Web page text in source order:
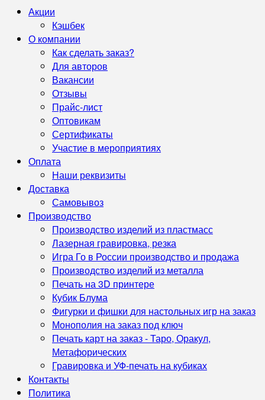
Акции
Кэшбек
О компании
Как сделать заказ?
Для авторов
Вакансии
Отзывы
Прайс-лист
Оптовикам
Сертификаты
Участие в мероприятиях
Оплата
Наши реквизиты
Доставка
Самовывоз
Производство
Производство изделий из пластмасс
Лазерная гравировка, резка
Игра Го в России производство и продажа
Производство изделий из металла
Печать на 3D принтере
Кубик Блума
Фигурки и фишки для настольных игр на заказ
Монополия на заказ под ключ
Печать карт на заказ - Таро, Оракул,
Метафорических
Гравировка и УФ‑печать на кубиках
Контакты
Политика